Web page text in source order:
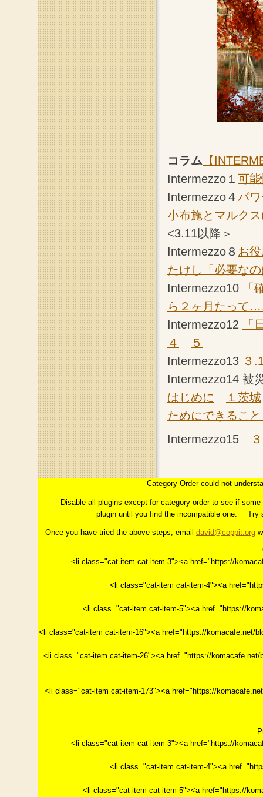
コラム 【
Intermezzo１ 可
Intermezzo４パ
小布施とマルク
<3.11以降＞
Intermezzo８ お
たけし「必要な
Intermezzo10
「
ら２ヶ月たって
Intermezzo12
「
４
５
Intermezzo13 ３
Intermezzo14 被
はじめに
１茨城
ためにできるこ
Intermezzo15
Category Order could not
Disable all plugins except for category order to see if
plugin until you find the incompatible one.
Try
Once you have tried the above steps, email david@coppit.org
<li class="cat-item cat-item-3"><a href="https://
<li class="cat-item cat-item-4"><a
<li class="cat-item cat-item-5"><a href="https://
<li class="cat-item cat-item-16"><a href="https://komacafe.net/
<li class="cat-item cat-item-26"><a href="https://
<li class="cat-item cat-item-173"><a href="https://
<li class="cat-item cat-item-3"><a href="https://
<li class="cat-item cat-item-4"><a
<li class="cat-item cat-item-5"><a href="https://
はじめに
第１章「イメージ」とは